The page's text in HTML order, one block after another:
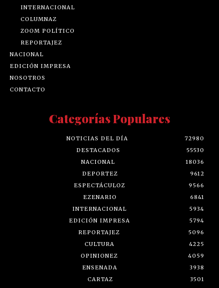
INTERNACIONAL
COLUMNAZ
ZOOM POLÍTICO
REPORTAJEZ
NACIONAL
EDICIÓN IMPRESA
NOSOTROS
CONTACTO
Categorías Populares
NOTICIAS DEL DÍA
72980
DESTACADOS
55530
NACIONAL
18036
DEPORTEZ
9612
ESPECTÁCULOZ
9566
EZENARIO
6841
INTERNACIONAL
5934
EDICIÓN IMPRESA
5794
REPORTAJEZ
5096
CULTURA
4225
OPINIONEZ
4059
ENSENADA
3938
CARTAZ
3501